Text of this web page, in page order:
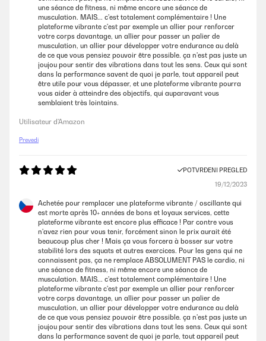
une séance de fitness, ni même encore une séance de
musculation. MAIS... c'est totalement complémentaire ! Une
plateforme vibrante c'est par exemple un allier pour renforcer
votre corps davantage, un allier pour passer un palier de
musculation, un allier pour développer votre endurance au delà
de ce que vous pensiez pouvoir être possible. ça n'est pas juste un
joujou pour sentir des vibrations dans tout les sens. Ceux qui sont
dans la performance savent de quoi je parle, tout appareil peut
être utile pour vous dépasser, et une plateforme vibrante pourra
vous aider à atteindre des objectifs, qui auparavant vous
semblaient très lointains.
Utilisateur d'Amazon
Prevedi
POTVRĐENI PREGLED
19/12/2023
Achetée pour remplacer une plateforme vibrante / oscillante qui
est morte après 10+ années de bons et loyaux services, cette
plateforme vibrante est encore plus efficace ! Par contre vous
n'avez rien pour vous tenir, forcément sinon le prix aurait été
beaucoup plus cher ! Mais ça vous forcera à bosser sur votre
stabilité lors des squats et autres exercices. Pour les gens qui ne
connaissent pas, ça ne remplace ABSOLUMENT PAS le cardio, ni
une séance de fitness, ni même encore une séance de
musculation. MAIS... c'est totalement complémentaire ! Une
plateforme vibrante c'est par exemple un allier pour renforcer
votre corps davantage, un allier pour passer un palier de
musculation, un allier pour développer votre endurance au delà
de ce que vous pensiez pouvoir être possible. ça n'est pas juste un
joujou pour sentir des vibrations dans tout les sens. Ceux qui sont
dans la performance savent de quoi je parle, tout appareil peut